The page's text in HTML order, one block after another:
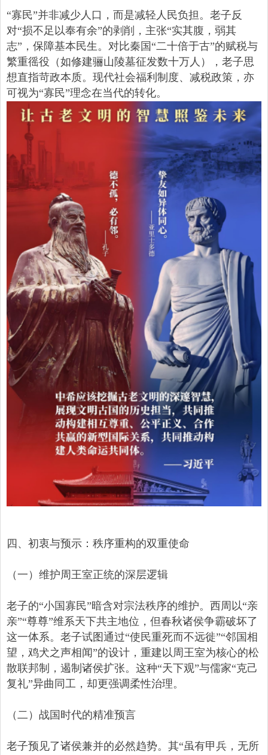
“寡民”并非减少人口，而是减轻人民负担。老子反
对“损不足以奉有余”的剥削，主张“实其腹，弱其
志”，保障基本民生。对比秦国“二十倍于古”的赋税与
繁重徭役（如修建骊山陵墓征发数十万人），老子思
想直指苛政本质。现代社会福利制度、减税政策，亦
可视为“寡民”理念在当代的转化。
四、初衷与预示：秩序重构的双重使命
（一）维护周王室正统的深层逻辑
老子的“小国寡民”暗含对宗法秩序的维护。西周以“亲
亲”“尊尊”维系天下共主地位，但春秋诸侯争霸破坏了
这一体系。老子试图通过“使民重死而不远徙”“邻国相
望，鸡犬之声相闻”的设计，重建以周王室为核心的松
散联邦制，遏制诸侯扩张。这种“天下观”与儒家“克己
复礼”异曲同工，却更强调柔性治理。
（二）战国时代的精准预言
老子预见了诸侯兼并的必然趋势。其“虽有甲兵，无所